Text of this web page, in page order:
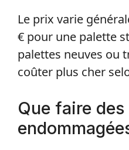
Le prix varie
€ pour une palette
palettes neuves ou
coûter plus cher
Que faire